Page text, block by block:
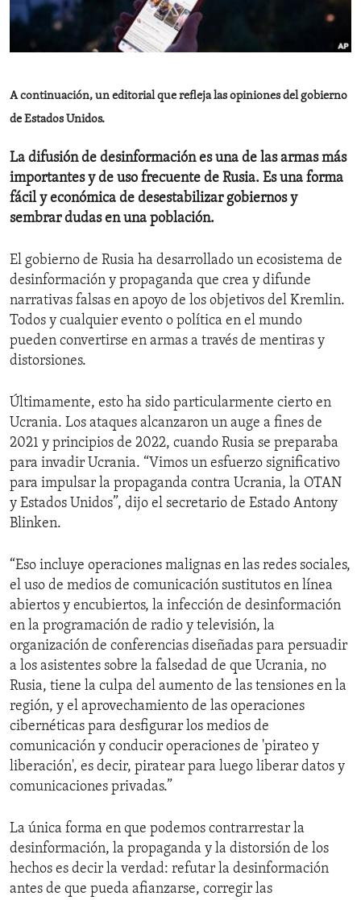
ENVIRONMENT AND HEALTH
IDEALS AND INSTITUTIONS
A continuación, un editorial que refleja las opiniones del gobierno
de Estados Unidos.
La difusión de desinformación es una de las armas más
importantes y de uso frecuente de Rusia. Es una forma
fácil y económica de desestabilizar gobiernos y
sembrar dudas en una población.
El gobierno de Rusia ha desarrollado un ecosistema de
desinformación y propaganda que crea y difunde
narrativas falsas en apoyo de los objetivos del Kremlin.
Todos y cualquier evento o política en el mundo
pueden convertirse en armas a través de mentiras y
distorsiones.
Últimamente, esto ha sido particularmente cierto en
Ucrania. Los ataques alcanzaron un auge a fines de
2021 y principios de 2022, cuando Rusia se preparaba
para invadir Ucrania. “Vimos un esfuerzo significativo
para impulsar la propaganda contra Ucrania, la OTAN
y Estados Unidos”, dijo el secretario de Estado Antony
Blinken.
“Eso incluye operaciones malignas en las redes sociales,
el uso de medios de comunicación sustitutos en línea
abiertos y encubiertos, la infección de desinformación
en la programación de radio y televisión, la
organización de conferencias diseñadas para persuadir
a los asistentes sobre la falsedad de que Ucrania, no
Rusia, tiene la culpa del aumento de las tensiones en la
región, y el aprovechamiento de las operaciones
cibernéticas para desfigurar los medios de
comunicación y conducir operaciones de 'pirateo y
liberación', es decir, piratear para luego liberar datos y
comunicaciones privadas.”
La única forma en que podemos contrarrestar la
desinformación, la propaganda y la distorsión de los
hechos es decir la verdad: refutar la desinformación
antes de que pueda afianzarse, corregir las